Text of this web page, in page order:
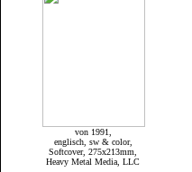
von 1991,
englisch, sw & color,
Softcover, 275x213mm,
Heavy Metal Media, LLC